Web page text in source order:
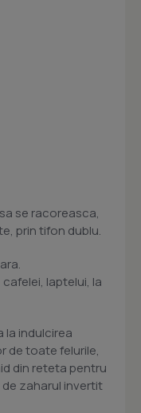
se racoreasca,
prin tifon dublu.
laptelui, la
la indulcirea
de toate felurile,
din reteta pentru
zaharul invertit